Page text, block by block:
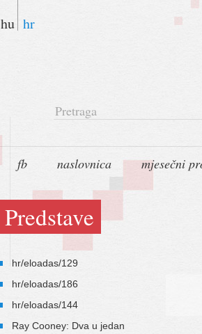
hu hr
Pretraga
fb naslovnica mjesečni
Predstave
hr/eloadas/129
hr/eloadas/186
hr/eloadas/144
Ray Cooney: Dva u jedan